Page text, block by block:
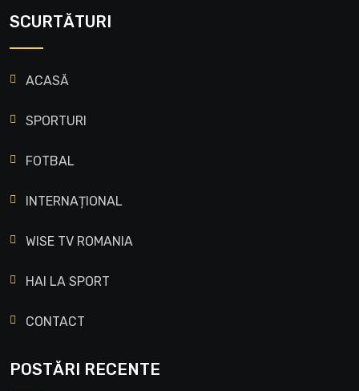
SCURTĂTURI
ACASĂ
SPORTURI
FOTBAL
INTERNAȚIONAL
WISE TV ROMANIA
HAI LA SPORT
CONTACT
POSTĂRI RECENTE